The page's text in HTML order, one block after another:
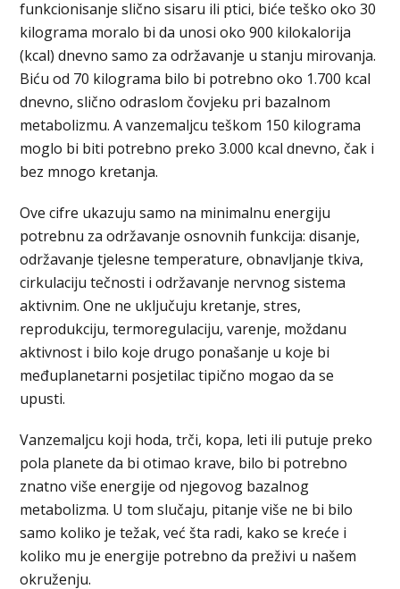
funkcionisanje slično sisaru ili ptici, biće teško oko 30
kilograma moralo bi da unosi oko 900 kilokalorija
(kcal) dnevno samo za održavanje u stanju mirovanja.
Biću od 70 kilograma bilo bi potrebno oko 1.700 kcal
dnevno, slično odraslom čovjeku pri bazalnom
metabolizmu. A vanzemaljcu teškom 150 kilograma
moglo bi biti potrebno preko 3.000 kcal dnevno, čak i
bez mnogo kretanja.
Ove cifre ukazuju samo na minimalnu energiju
potrebnu za održavanje osnovnih funkcija: disanje,
održavanje tjelesne temperature, obnavljanje tkiva,
cirkulaciju tečnosti i održavanje nervnog sistema
aktivnim. One ne uključuju kretanje, stres,
reprodukciju, termoregulaciju, varenje, moždanu
aktivnost i bilo koje drugo ponašanje u koje bi
međuplanetarni posjetilac tipično mogao da se
upusti.
Vanzemaljcu koji hoda, trči, kopa, leti ili putuje preko
pola planete da bi otimao krave, bilo bi potrebno
znatno više energije od njegovog bazalnog
metabolizma. U tom slučaju, pitanje više ne bi bilo
samo koliko je težak, već šta radi, kako se kreće i
koliko mu je energije potrebno da preživi u našem
okruženju.